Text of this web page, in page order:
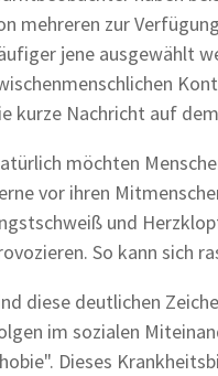
mehreren zur
jene ausgewählt
kurze Nachricht auf
möchten
vor ihren
und
So kann sich
diese deutlichen
im sozialen
Dieses